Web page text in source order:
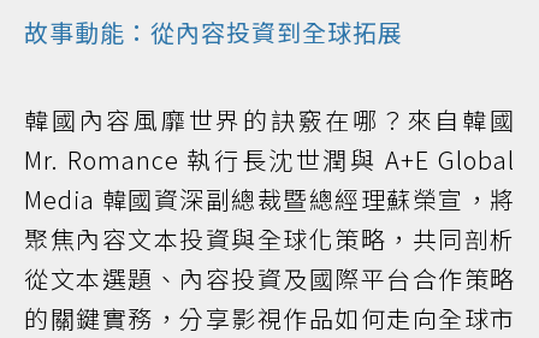
故事動能：從內容投資到全球拓展
韓國內容風靡世界的訣竅在哪？來自韓國
Mr. Romance 執行長沈世潤與 A+E Global
Media 韓國資深副總裁暨總經理蘇榮宣，將
聚焦內容文本投資與全球化策略，共同剖析
從文本選題、內容投資及國際平台合作策略
的關鍵實務，分享影視作品如何走向全球市